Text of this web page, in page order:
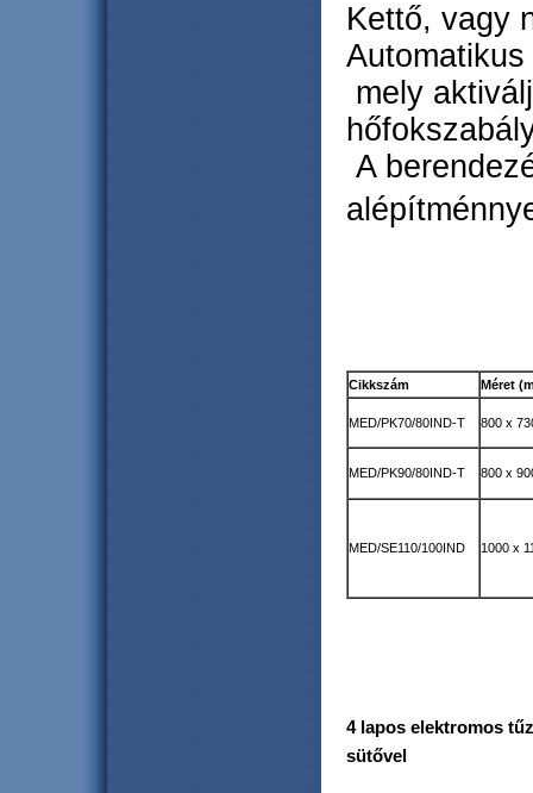
Kettő, vagy
mely
A
Cikkszám Méret
MED/PK70/80IND-T 800 x
MED/PK90/80IND-T 800 x
MED/SE110/100IND 1000 x
4 lapos elektromos
sütővel